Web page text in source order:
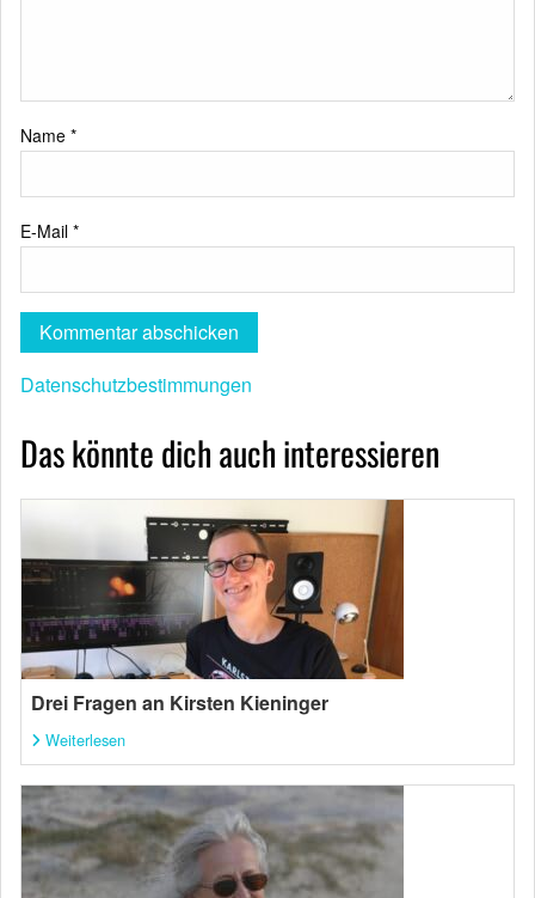
Name *
E-Mail *
Datenschutzbestimmungen
Das könnte dich auch interessieren
Drei Fragen an Kirsten Kieninger
Weiterlesen